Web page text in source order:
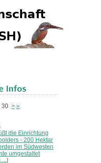
30 > »
die Einrichtung
- 200 Hektar
im Südwesten
umgestaltet
… ]